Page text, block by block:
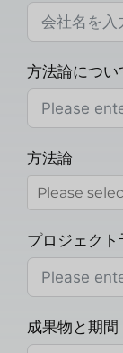
方法論につい
方法論
プロジェクト
成果物と期間